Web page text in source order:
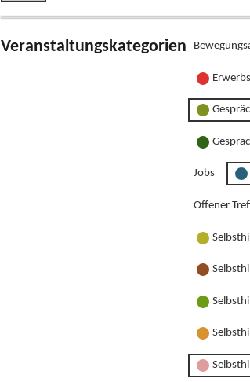
Veranstaltungskategorien
Jobs
Offener